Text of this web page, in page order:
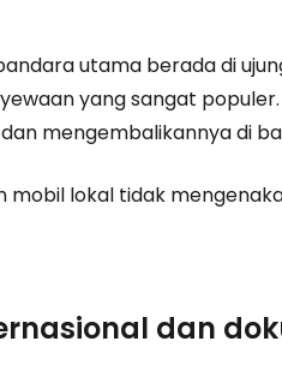
utama berada di
yang sangat
mengembalikannya di
mobil lokal tidak
dan
di seluruh dunia
Lanjutkan
Lanjutkan
Lanjutkan